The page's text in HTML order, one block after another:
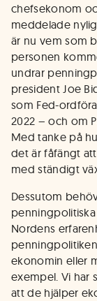
chefsekonom
meddelade
är nu vem som
personen
undrar
president Joe
som Fed-
2022 – och om
Med tanke på
det är fåfängt
med ständigt
Dessutom
Nordens
ekonomin eller
exempel. Vi har
att de hjälper